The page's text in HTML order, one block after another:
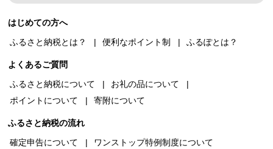
はじめての方へ
ふるさと納税とは？
便利なポイント制 ふるぽとは？
よくあるご質問
ふるさと納税について
お礼の品について
ポイントについて
寄附について
ふるさと納税の流れ
確定申告について
ワンストップ特例制度について